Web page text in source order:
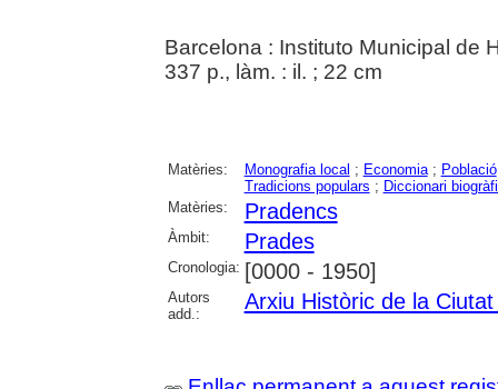
Barcelona : Instituto Municipal de
337 p., làm. : il. ; 22 cm
Matèries: Monografia local ; Economia; Població
Tradicions populars ; Diccionari
Matèries:
Pradencs
Àmbit: Prades
Cronologia: [0000 - 1950]
Autors
add.:
Arxiu Històric de la